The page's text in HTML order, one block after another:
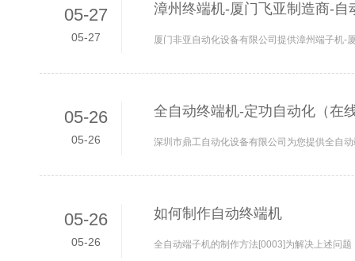
05-27
05-27
漳州终端机-厦门飞亚制造商-自
05-26
05-26
全自动终端机-定功自动化（在
05-26
05-26
如何制作自动终端机